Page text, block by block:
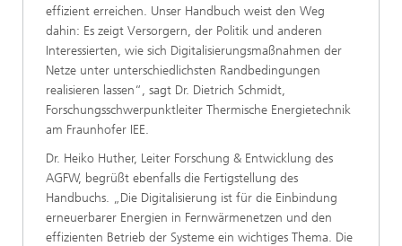
effizient erreichen. Unser Handbuch weist den Weg
dahin: Es zeigt Versorgern, der Politik und anderen
Interessierten, wie sich Digitalisierungsmaßnahmen der
Netze unter unterschiedlichsten Randbedingungen
realisieren lassen“, sagt Dr. Dietrich Schmidt,
Forschungsschwerpunktleiter Thermische Energietechnik
am Fraunhofer IEE.
Dr. Heiko Huther, Leiter Forschung & Entwicklung des
AGFW, begrüßt ebenfalls die Fertigstellung des
Handbuchs. „Die Digitalisierung ist für die Einbindung
erneuerbarer Energien in Fernwärmenetzen und den
effizienten Betrieb der Systeme ein wichtiges Thema. Die